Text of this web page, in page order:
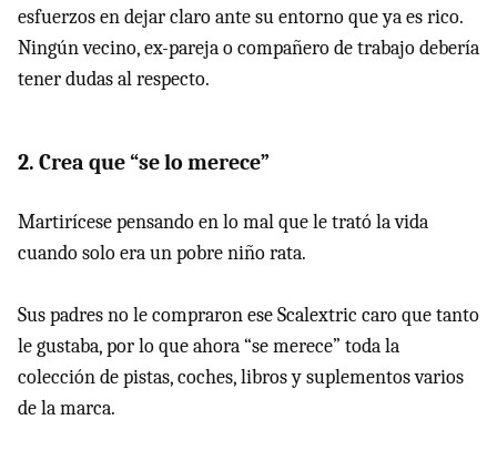
esfuerzos en dejar claro ante su entorno que ya es rico.
Ningún vecino, ex-pareja o compañero de trabajo debería
tener dudas al respecto.
2. Crea que “se lo merece”
Martirícese pensando en lo mal que le trató la vida
cuando solo era un pobre niño rata.
Sus padres no le compraron ese Scalextric caro que tanto
le gustaba, por lo que ahora “se merece” toda la
colección de pistas, coches, libros y suplementos varios
de la marca.